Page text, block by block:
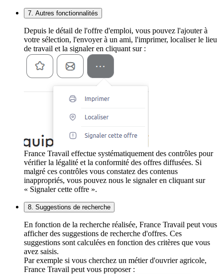
7. Autres fonctionnalités
Depuis le détail de l'offre d'emploi, vous pouvez l'ajouter à
votre sélection, l'envoyer à un ami, l'imprimer, localiser le lieu
de travail et la signaler en cliquant sur :
France Travail effectue systématiquement des contrôles pour
vérifier la légalité et la conformité des offres diffusées. Si
malgré ces contrôles vous constatez des contenus
inappropriés, vous pouvez nous le signaler en cliquant sur
« Signaler cette offre ».
8. Suggestions de recherche
En fonction de la recherche réalisée, France Travail peut vous
afficher des suggestions de recherche d'offres. Ces
suggestions sont calculées en fonction des critères que vous
avez saisis.
Par exemple si vous cherchez un métier d'ouvrier agricole,
France Travail peut vous proposer :